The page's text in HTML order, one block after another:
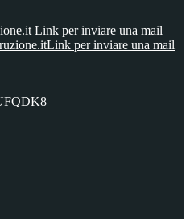
Link per inviare una mail
Link per inviare una mail